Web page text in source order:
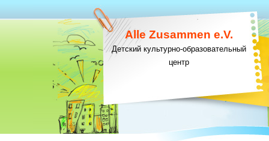
Alle Zusammen e.V.
Детский культурно-образовательный
центр